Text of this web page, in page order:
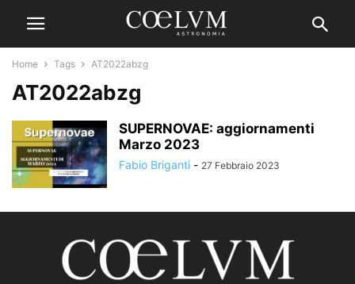
Home Tags AT2022abzg
AT2022abzg
SUPERNOVAE: aggiornamenti
Marzo 2023
Fabio Briganti - 27 Febbraio 2023